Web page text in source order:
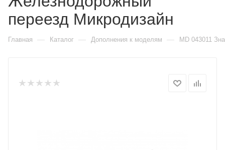
переезд Микродизайн
Главная — Каталог — Дополнения к моделям — MD 043011